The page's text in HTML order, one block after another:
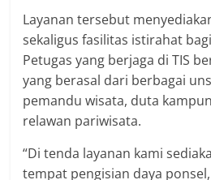
Layanan tersebut
sekaligus fasilitas istirahat
Petugas yang berjaga di TIS
yang berasal dari berbagai
pemandu wisata, duta
relawan pariwisata.
“Di tenda layanan kami
tempat pengisian daya